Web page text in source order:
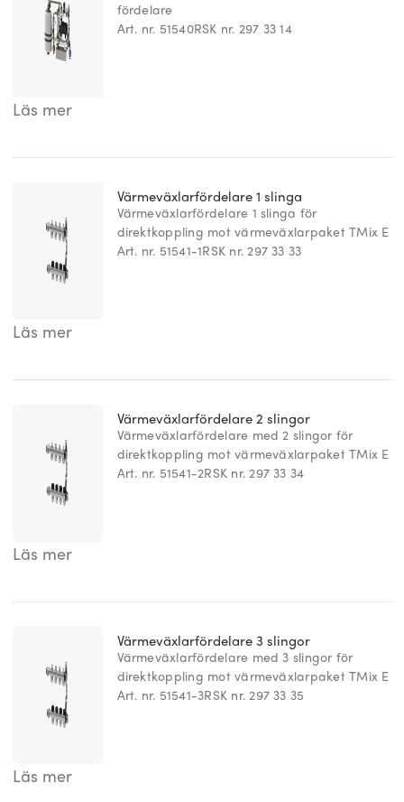
fördelare
Art. nr. 51540RSK nr. 297 33 14
Läs mer
Värmeväxlarfördelare 1 slinga
Värmeväxlarfördelare 1 slinga för
direktkoppling mot värmeväxlarpaket TMix E
Art. nr. 51541-1RSK nr. 297 33 33
Läs mer
Värmeväxlarfördelare 2 slingor
Värmeväxlarfördelare med 2 slingor för
direktkoppling mot värmeväxlarpaket TMix E
Art. nr. 51541-2RSK nr. 297 33 34
Läs mer
Värmeväxlarfördelare 3 slingor
Värmeväxlarfördelare med 3 slingor för
direktkoppling mot värmeväxlarpaket TMix E
Art. nr. 51541-3RSK nr. 297 33 35
Läs mer